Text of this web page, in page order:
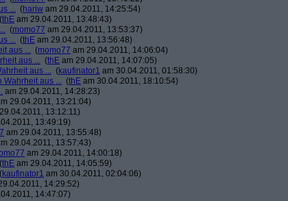
... (hariw am 29.04.2011, 14:25:54)
(thE am 29.04.2011, 13:48:43)
(momo77 am 29.04.2011, 13:53:37)
... (thE am 29.04.2011, 13:56:48)
aus ... (momo77 am 29.04.2011, 14:06:04)
aus ... (thE am 29.04.2011, 14:07:05)
aus ... (kaufinator1 am 30.04.2011, 01:58:30)
Wahrheit aus ... (thE am 30.04.2011, 18:10:54)
am 29.04.2011, 14:28:23)
29.04.2011, 13:21:04)
13:12:11)
13:49:19)
am 29.04.2011, 13:55:48)
29.04.2011, 13:57:43)
am 29.04.2011, 14:00:18)
(thE am 29.04.2011, 14:05:59)
(kaufinator1 am 30.04.2011, 02:04:06)
14:29:52)
14:47:07)